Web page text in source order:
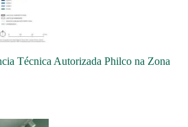
Técnica Autorizada Philco na Zona